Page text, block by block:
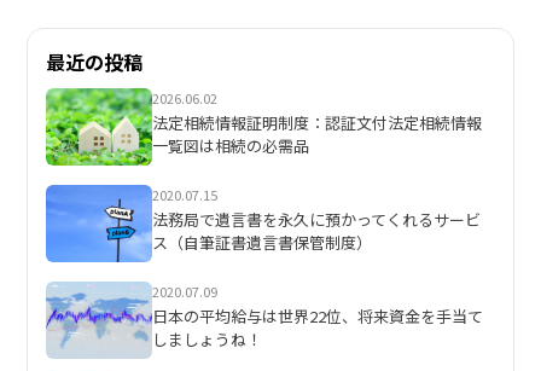
最近の投稿
2026.06.02
法定相続情報証明制度：認証文付法定相続情報
一覧図は相続の必需品
2020.07.15
法務局で遺言書を永久に預かってくれるサービ
ス（自筆証書遺言書保管制度）
2020.07.09
日本の平均給与は世界22位、将来資金を手当て
しましょうね！